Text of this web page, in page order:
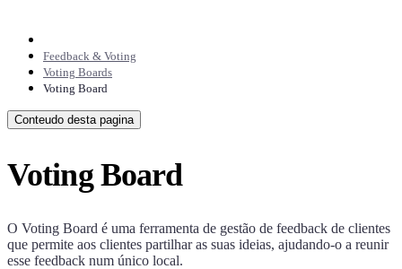
Feedback & Voting
Voting Boards
Voting Board
Conteudo desta pagina
Voting Board
O Voting Board é uma ferramenta de gestão de feedback de clientes
que permite aos clientes partilhar as suas ideias, ajudando-o a reunir
esse feedback num único local.